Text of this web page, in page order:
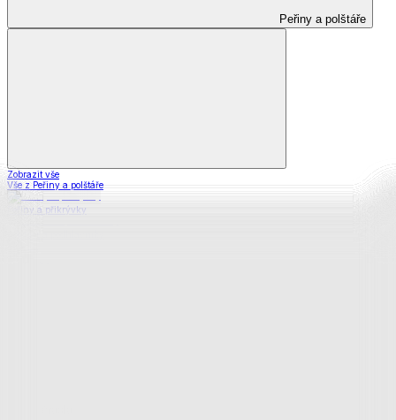
Peřiny a polštáře
Zobrazit vše
Vše z Peřiny a polštáře
Peřiny a přikrývky